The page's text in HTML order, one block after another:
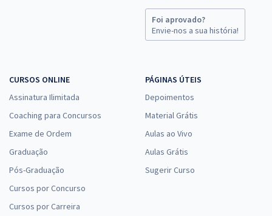
Economize R$ 73,78 (-20%)
Comprar
MC - Ministério das Cidades - Analista Técnico Administrativo - C 06
à vista
ou 12x de
R$30,66
Economize R$ 91,98 (-20%)
Comprar
MC - Ministério das Cidades - Conhecimentos Específicos para
Foi aprovado?
Envie-nos a sua história!
CURSOS ONLINE
Assinatura Ilimitada
Coaching para Concursos
Exame de Ordem
Graduação
Pós-Graduação
Cursos por Concurso
Cursos por Carreira
PÁGINAS ÚTEIS
Depoimentos
Material Grátis
Aulas ao Vivo
Aulas Grátis
Sugerir Curso